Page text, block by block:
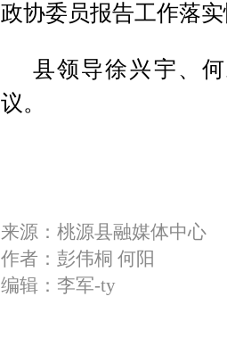
政协委员报告工作落
县领导徐兴宇、
议。
来源：桃源县融媒体中心
作者：彭伟桐 何阳
编辑：李军-ty